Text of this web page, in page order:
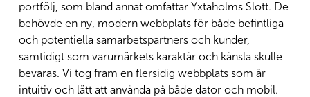
portfölj, som bland annat omfattar Yxtaholms Slott. De
behövde en ny, modern webbplats för både befintliga
och potentiella samarbetspartners och kunder,
samtidigt som varumärkets karaktär och känsla skulle
bevaras. Vi tog fram en flersidig webbplats som är
intuitiv och lätt att använda på både dator och mobil.